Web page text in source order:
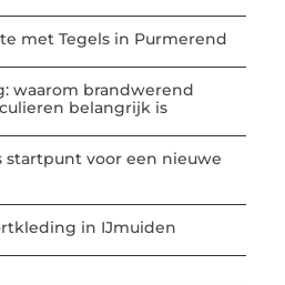
met Tegels in Purmerend
waarom brandwerend
belangrijk is
startpunt voor een nieuwe
in IJmuiden